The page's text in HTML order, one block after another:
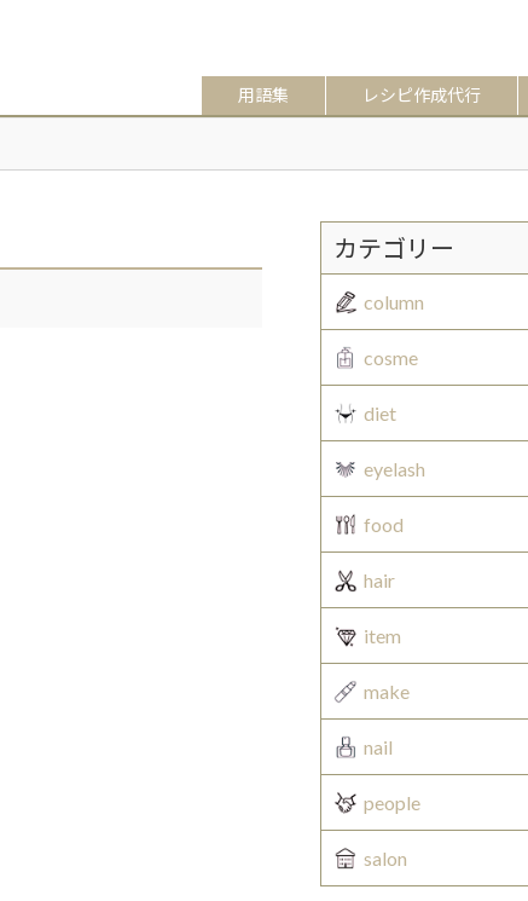
用語集 レシピ作成代行
カテゴリー
column
cosme
diet
eyelash
food
hair
item
make
nail
people
salon